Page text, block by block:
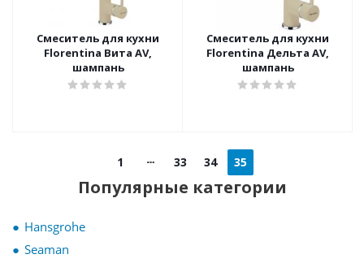
Смеситель для кухни
Florentina Вита AV,
шампань
Смеситель для кухни
Florentina Дельта AV,
шампань
1 33 34 35
Популярные категории
Hansgrohe
Seaman